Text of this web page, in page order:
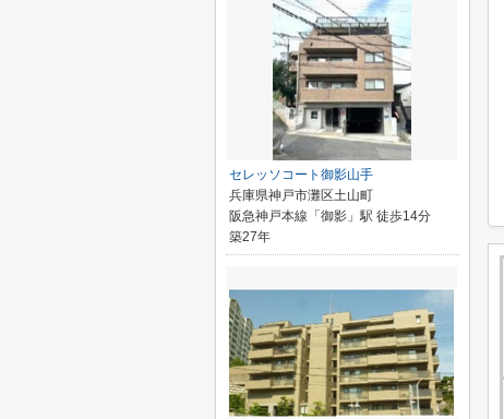
セレッソコート御影山手
兵庫県神戸市灘区土山町
阪急神戸本線「御影」駅 徒歩14分
築27年